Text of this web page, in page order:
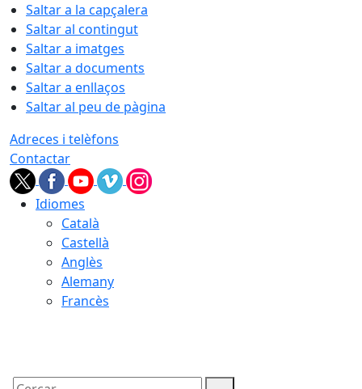
Saltar a la capçalera
Saltar al contingut
Saltar a imatges
Saltar a documents
Saltar a enllaços
Saltar al peu de pàgina
Adreces i telèfons
Contactar
Idiomes
Català
Castellà
Anglès
Alemany
Francès